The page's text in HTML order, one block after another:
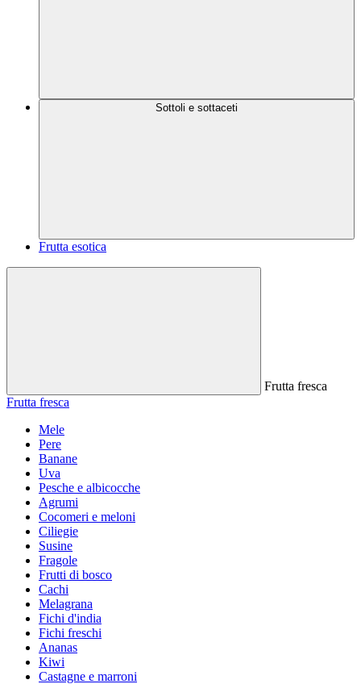
Sottoli e sottaceti
Frutta esotica
Frutta fresca
Frutta fresca
Mele
Pere
Banane
Uva
Pesche e albicocche
Agrumi
Cocomeri e meloni
Ciliegie
Susine
Fragole
Frutti di bosco
Cachi
Melagrana
Fichi d'india
Fichi freschi
Ananas
Kiwi
Castagne e marroni